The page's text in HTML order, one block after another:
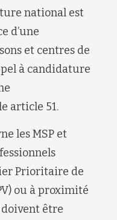
national est
d’une
et centres de
à candidature
article 51.
les MSP et
Prioritaire de
ou à proximité
être